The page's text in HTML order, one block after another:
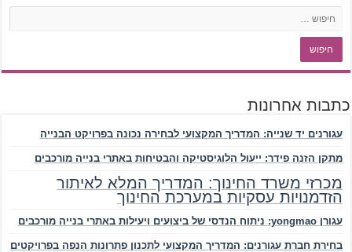
כתבות אחרונות
עגורנים יד שנייה: המדריך המקצועי לבחירה נכונה בפרויקט הבנייה
מתקן הזנה פידר: ייעול הלוגיסטיקה והבטיחות באתרי בנייה מורכבים
מכרזי משרד החינוך: המדריך המלא לאיתור
הזדמנויות עסקיות במערכת החינוך
עגורן yongmao: ניתוח הנדסי של ביצועים ויעילות באתרי בנייה מורכבים
בחירת חברת עגורנים: המדריך המקצועי לתכנון פתרונות הנפה בפרויקטים